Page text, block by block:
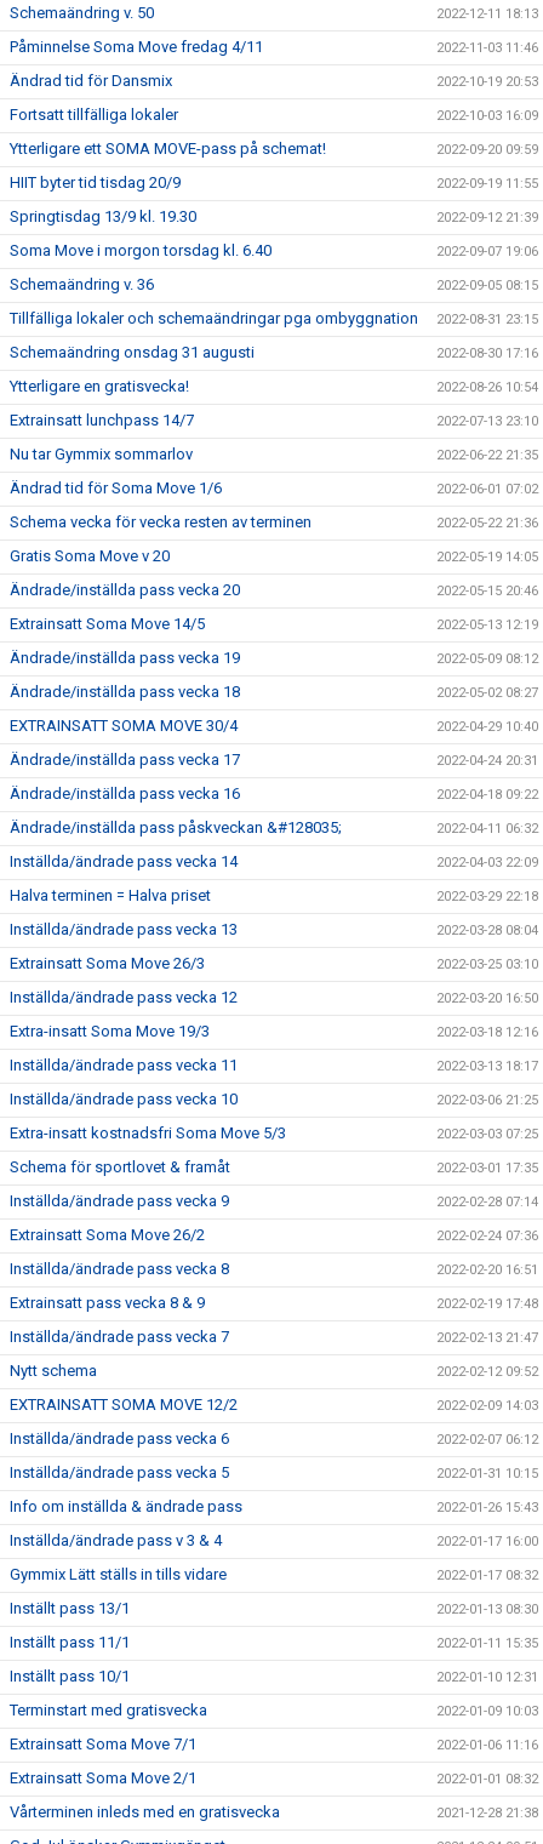
Schemaändring v. 50 2022-12-11 18:13
Påminnelse Soma Move fredag 4/11 2022-11-03 11:46
Ändrad tid för Dansmix 2022-10-19 20:53
Fortsatt tillfälliga lokaler 2022-10-03 16:09
Ytterligare ett SOMA MOVE-pass på schemat! 2022-09-20 09:59
HIIT byter tid tisdag 20/9 2022-09-19 11:55
Springtisdag 13/9 kl. 19.30 2022-09-12 21:39
Soma Move i morgon torsdag kl. 6.40 2022-09-07 19:06
Schemaändring v. 36 2022-09-05 08:15
Tillfälliga lokaler och schemaändringar pga ombyggnation 2022-08-31 23:15
Schemaändring onsdag 31 augusti 2022-08-30 17:16
Ytterligare en gratisvecka! 2022-08-26 10:54
Extrainsatt lunchpass 14/7 2022-07-13 23:10
Nu tar Gymmix sommarlov 2022-06-22 21:35
Ändrad tid för Soma Move 1/6 2022-06-01 07:02
Schema vecka för vecka resten av terminen 2022-05-22 21:36
Gratis Soma Move v 20 2022-05-19 14:05
Ändrade/inställda pass vecka 20 2022-05-15 20:46
Extrainsatt Soma Move 14/5 2022-05-13 12:19
Ändrade/inställda pass vecka 19 2022-05-09 08:12
Ändrade/inställda pass vecka 18 2022-05-02 08:27
EXTRAINSATT SOMA MOVE 30/4 2022-04-29 10:40
Ändrade/inställda pass vecka 17 2022-04-24 20:31
Ändrade/inställda pass vecka 16 2022-04-18 09:22
Ändrade/inställda pass påskveckan &#128035; 2022-04-11 06:32
Inställda/ändrade pass vecka 14 2022-04-03 22:09
Halva terminen = Halva priset 2022-03-29 22:18
Inställda/ändrade pass vecka 13 2022-03-28 08:04
Extrainsatt Soma Move 26/3 2022-03-25 03:10
Inställda/ändrade pass vecka 12 2022-03-20 16:50
Extra-insatt Soma Move 19/3 2022-03-18 12:16
Inställda/ändrade pass vecka 11 2022-03-13 18:17
Inställda/ändrade pass vecka 10 2022-03-06 21:25
Extra-insatt kostnadsfri Soma Move 5/3 2022-03-03 07:25
Schema för sportlovet & framåt 2022-03-01 17:35
Inställda/ändrade pass vecka 9 2022-02-28 07:14
Extrainsatt Soma Move 26/2 2022-02-24 07:36
Inställda/ändrade pass vecka 8 2022-02-20 16:51
Extrainsatt pass vecka 8 & 9 2022-02-19 17:48
Inställda/ändrade pass vecka 7 2022-02-13 21:47
Nytt schema 2022-02-12 09:52
EXTRAINSATT SOMA MOVE 12/2 2022-02-09 14:03
Inställda/ändrade pass vecka 6 2022-02-07 06:12
Inställda/ändrade pass vecka 5 2022-01-31 10:15
Info om inställda & ändrade pass 2022-01-26 15:43
Inställda/ändrade pass v 3 & 4 2022-01-17 16:00
Gymmix Lätt ställs in tills vidare 2022-01-17 08:32
Inställt pass 13/1 2022-01-13 08:30
Inställt pass 11/1 2022-01-11 15:35
Inställt pass 10/1 2022-01-10 12:31
Terminstart med gratisvecka 2022-01-09 10:03
Extrainsatt Soma Move 7/1 2022-01-06 11:16
Extrainsatt Soma Move 2/1 2022-01-01 08:32
Vårterminen inleds med en gratisvecka 2021-12-28 21:38